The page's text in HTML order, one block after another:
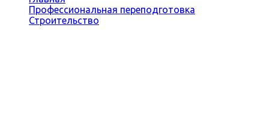
Профессиональная переподготовка
Строительство